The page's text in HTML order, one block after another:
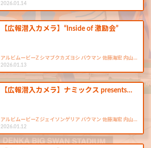
2026.01.14
【広報潜入カメラ】“Inside of 激励会”
アルビムービーZ シマブクカズヨシ バウマン 佐藤海宏 内山…
2026.01.13
【広報潜入カメラ】ナミックス presents…
アルビムービーZ ジェイソンゲリア バウマン 佐藤海宏 内山…
2026.01.12